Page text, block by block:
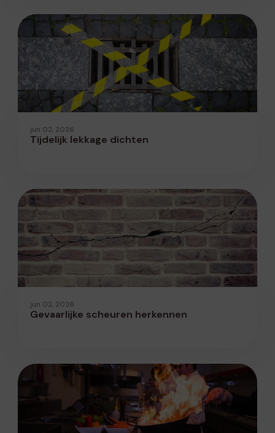
jun 02, 2026
Tijdelijk lekkage dichten
jun 02, 2026
Gevaarlijke scheuren herkennen